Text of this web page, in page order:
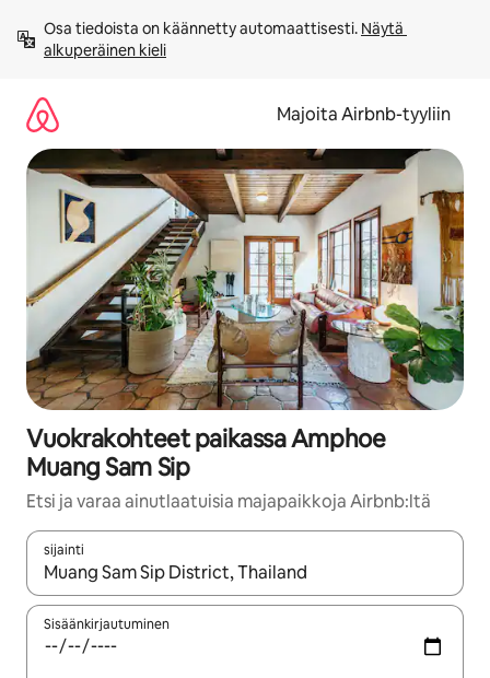
sisältö
väliin
Osa tiedoista on käännetty automaattisesti. Näytä
alkuperäinen kieli
Majoita Airbnb-tyyliin
Vuokrakohteet paikassa Amphoe
Muang Sam Sip
Etsi ja varaa ainutlaatuisia majapaikkoja Airbnb:ltä
sijainti
Kun tulokset ovat saatavilla, navigoi ylös- ja alas-
Sisäänkirjautuminen